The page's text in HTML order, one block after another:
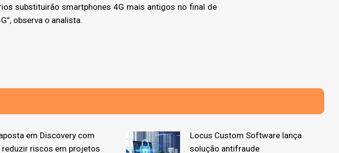
substituirão smartphones 4G mais antigos no final de
observa o analista.
em Discovery com
reduzir riscos em projetos
Locus Custom Software lança
solução antifraude